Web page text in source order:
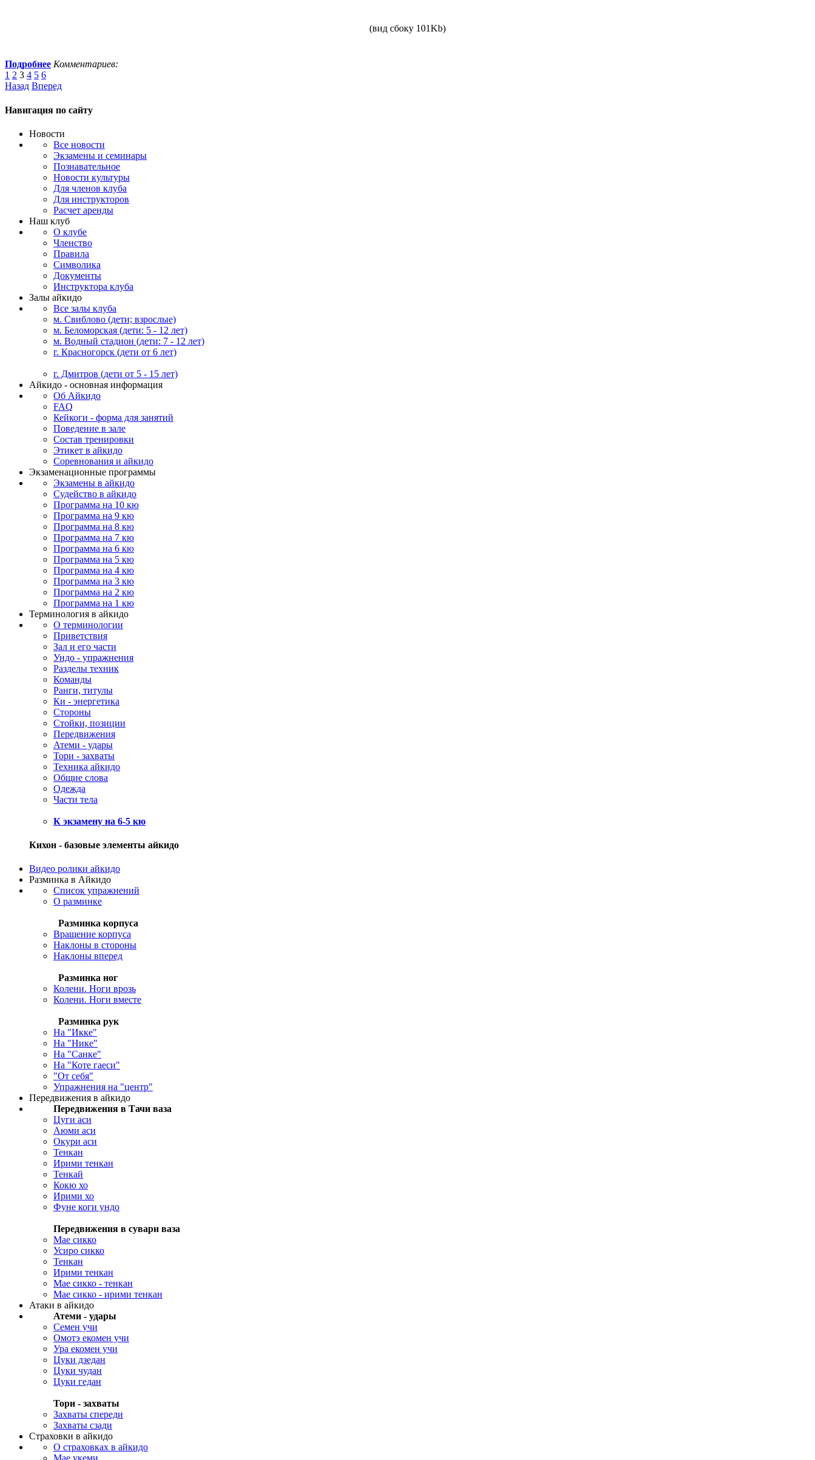
(вид сбоку 101Kb)
Подробнее Комментариев:
1 2 3 4 5 6
Назад Вперед
Навигация по сайту
Новости
Все новости
Экзамены и семинары
Познавательное
Новости культуры
Для членов клуба
Для инструкторов
Расчет аренды
Наш клуб
О клубе
Членство
Правила
Символика
Документы
Инструктора клуба
Залы айкидо
Все залы клуба
м. Свиблово (дети; взрослые)
м. Беломорская (дети: 5 - 12 лет)
м. Водный стадион (дети: 7 - 12 лет)
г. Красногорск (дети от 6 лет)
г. Дмитров (дети от 5 - 15 лет)
Айкидо - основная информация
Об Айкидо
FAQ
Кейкоги - форма для занятий
Поведение в зале
Состав тренировки
Этикет в айкидо
Соревнования и айкидо
Экзаменационные программы
Экзамены в айкидо
Судейство в айкидо
Программа на 10 кю
Программа на 9 кю
Программа на 8 кю
Программа на 7 кю
Программа на 6 кю
Программа на 5 кю
Программа на 4 кю
Программа на 3 кю
Программа на 2 кю
Программа на 1 кю
Терминология в айкидо
О терминологии
Приветствия
Зал и его части
Ундо - упражнения
Разделы техник
Команды
Ранги, титулы
Ки - энергетика
Стороны
Стойки, позиции
Передвижения
Атеми - удары
Тори - захваты
Техника айкидо
Общие слова
Одежда
Части тела
К экзамену на 6-5 кю
Кихон - базовые элементы айкидо
Видео ролики айкидо
Разминка в Айкидо
Список упражнений
О разминке
Разминка корпуса
Вращение корпуса
Наклоны в стороны
Наклоны вперед
Разминка ног
Колени. Ноги врозь
Колени. Ноги вместе
Разминка рук
На "Икке"
На "Нике"
На "Санке"
На "Коте гаеси"
"От себя"
Упражнения на "центр"
Передвижения в айкидо
Передвижения в Тачи ваза
Цуги аси
Аюми аси
Окури аси
Тенкан
Ирими тенкан
Тенкай
Кокю хо
Ирими хо
Фуне коги ундо
Передвижения в сувари ваза
Мае сикко
Усиро сикко
Тенкан
Ирими тенкан
Мае сикко - тенкан
Мае сикко - ирими тенкан
Атаки в айкидо
Атеми - удары
Семен учи
Омотэ екомен учи
Ура екомен учи
Цуки дзедан
Цуки чудан
Цуки гедан
Тори - захваты
Захваты спереди
Захваты сзади
Страховки в айкидо
О страховках в айкидо